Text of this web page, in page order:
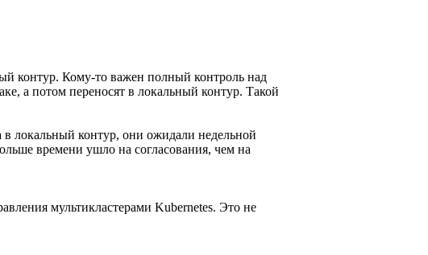
контур. Кому-то важен полный контроль над
а потом переносят в локальный контур. Такой
в локальный контур, они ожидали недельной
времени ушло на согласования, чем на
мультикластерами Kubernetes. Это не